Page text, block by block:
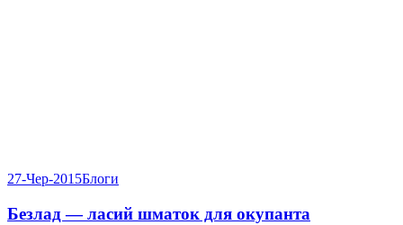
27-Чер-2015Блоги
Безлад — ласий шматок для окупанта